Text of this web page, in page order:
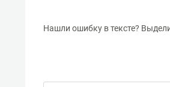
Нашли ошибку в тексте?